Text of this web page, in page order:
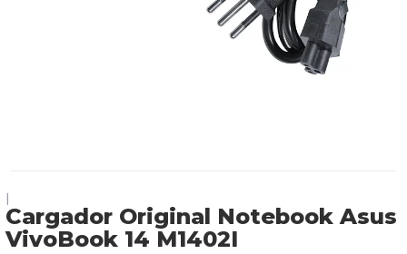
Cargador Original Notebook Asus
VivoBook 14 M1402I